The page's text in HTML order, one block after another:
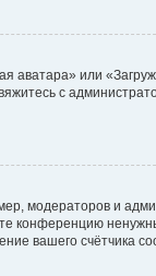
аватара» или
с
модераторов и
конференцию
вашего счётчика